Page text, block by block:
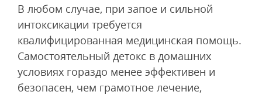
В любом случае, при запое и сильной
интоксикации требуется
квалифицированная медицинская помощь.
Самостоятельный детокс в домашних
условиях гораздо менее эффективен и
безопасен, чем грамотное лечение,